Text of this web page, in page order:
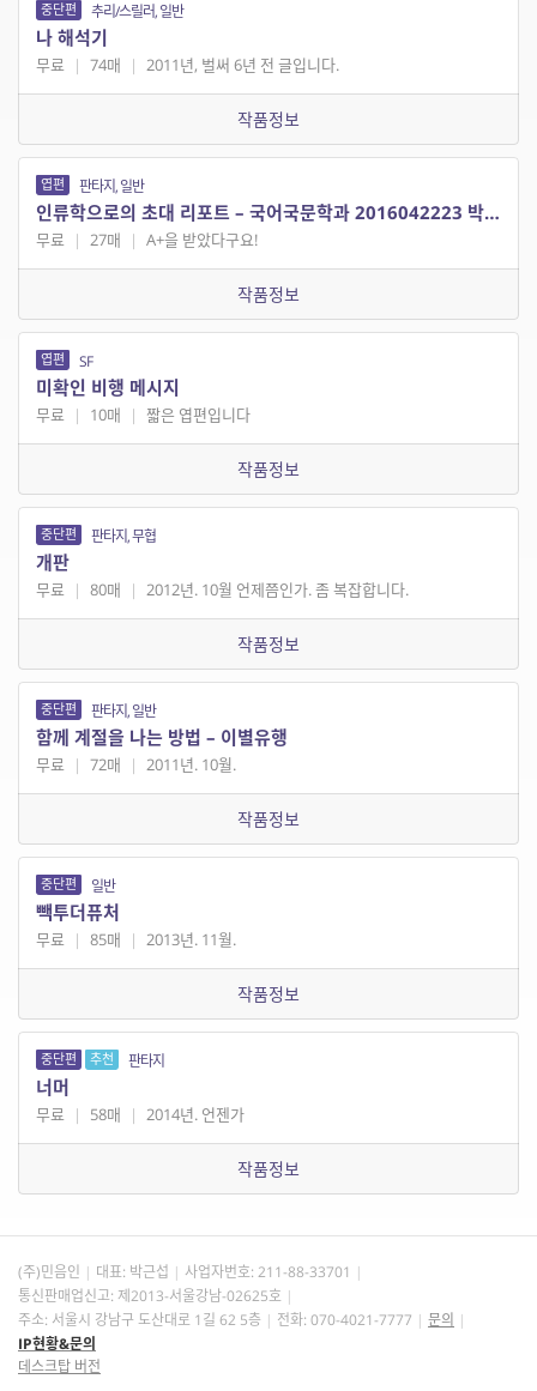
중단편 추리/스릴러, 일반
나 해석기
무료 | 74매 | 2011년, 벌써 6년 전 글입니다.
작품정보
엽편 판타지, 일반
인류학으로의 초대 리포트 – 국어국문학과 2016042223 박정수
무료 | 27매 | A+을 받았다구요!
작품정보
엽편 SF
미확인 비행 메시지
무료 | 10매 | 짧은 엽편입니다
작품정보
중단편 판타지, 무협
개판
무료 | 80매 | 2012년. 10월 언제쯤인가. 좀 복잡합니다.
작품정보
중단편 판타지, 일반
함께 계절을 나는 방법 – 이별유행
무료 | 72매 | 2011년. 10월.
작품정보
중단편 일반
빽투더퓨처
무료 | 85매 | 2013년. 11월.
작품정보
중단편 추천 판타지
너머
무료 | 58매 | 2014년. 언젠가
작품정보
(주)민음인 대표: 박근섭 사업자번호: 211-88-33701
통신판매업신고: 제2013-서울강남-02625호
주소: 서울시 강남구 도산대로 1길 62 5층
전화: 070-4021-7777
문의
IP현황&문의
데스크탑 버전